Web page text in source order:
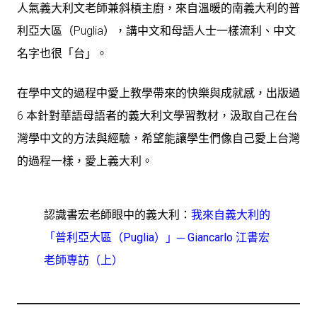
人氣義大利文老師兼斜槓主廚，來自溫暖的南義大利的普
利亞大區（Puglia），講中文和母語人士一樣流利、中文
名字也很「台」。
在學中文的過程中愛上教學帶來的快樂與成就感，出版過
6 本針對華語母語者的義大利文學習教材，汲取自己在台
灣學中文的方法與經驗，希望能讓學生們像自己愛上台灣
的過程一樣，愛上義大利。
認識書宏老師眼中的義大利： 我來自義大利的
「普利亞大區（Puglia）」─ Giancarlo 江書宏
老師專訪（上）